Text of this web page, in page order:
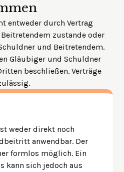
entweder durch Vertrag
zustande oder
und Beitretendem.
Gläubiger und Schuldner
beschließen. Verträge
weder direkt noch
anwendbar. Der
formlos möglich. Ein
kann sich jedoch aus